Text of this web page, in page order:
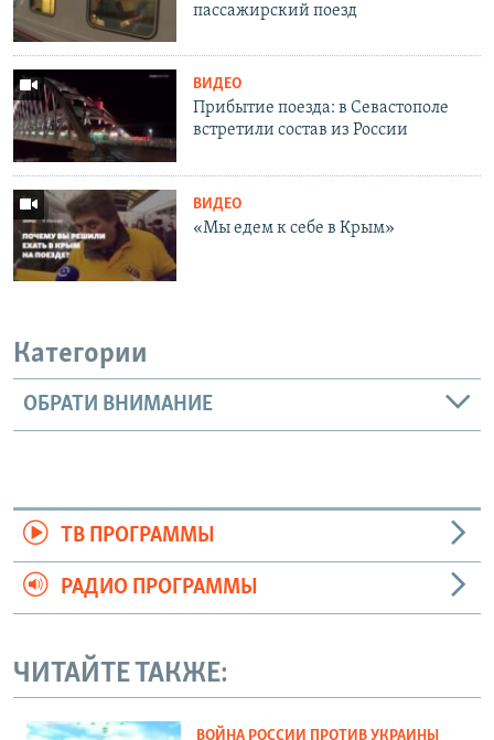
пассажирский поезд
ВИДЕО
Прибытие поезда: в Севастополе
встретили состав из России
ВИДЕО
«Мы едем к себе в Крым»
Категории
ОБРАТИ ВНИМАНИЕ
ТВ ПРОГРАММЫ
РАДИО ПРОГРАММЫ
ЧИТАЙТЕ ТАКЖЕ:
ВОЙНА РОССИИ ПРОТИВ УКРАИНЫ